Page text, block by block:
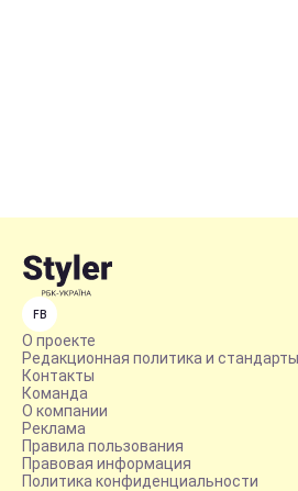
FB
О проекте
Редакционная политика и стандарты
Контакты
Команда
О компании
Реклама
Правила пользования
Правовая информация
Политика конфиденциальности